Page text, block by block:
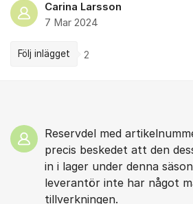
Carina Larsson
7 Mar 2024
Följ inlägget 2
Reservdel med
precis beskedet att den
in i lager under denna
leverantör inte har något
tillverkningen.